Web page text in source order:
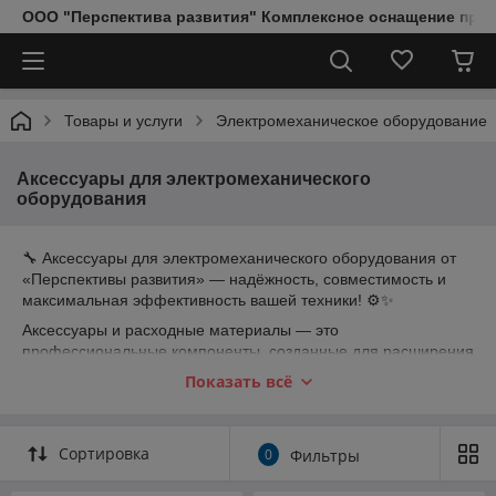
ООО "Перспектива развития" Комплексное оснащение
Товары и услуги Электромеханическое оборудование
Аксессуары для электромеханического
оборудования
🔧 Аксессуары для электромеханического оборудования от
«Перспективы развития» — надёжность, совместимость и
максимальная эффективность вашей техники! ⚙️✨
Аксессуары и расходные материалы — это
профессиональные компоненты, созданные для расширения
функционала, повышения производительности и
обеспечения бесперебойной работы вашего
совместимость, безопасность и долгий срок службы техники,
Показать всё
Сортировка 0 Фильтры